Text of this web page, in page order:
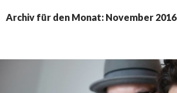
Archiv für den Monat: November 2016